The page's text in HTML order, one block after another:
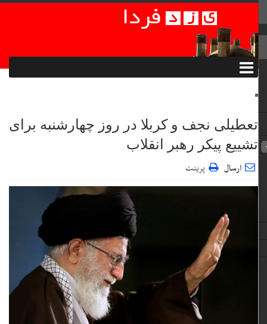
تعطیلی نجف و کربلا در روز چهارشنبه برای
تشییع پیکر رهبر انقلاب
ارسال پرینت